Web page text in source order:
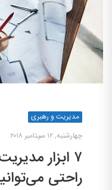
مدیریت و رهبری
چهارشنبه, ۱۲ سپتامبر ۲۰۱۸
۷ ابزار
راحتی